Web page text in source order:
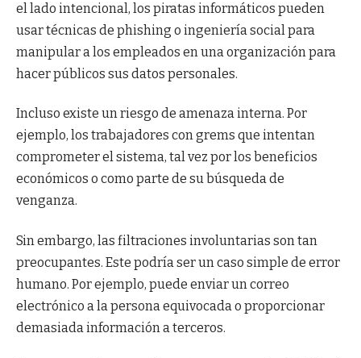
el lado intencional, los piratas informáticos pueden
usar técnicas de phishing o ingeniería social para
manipular a los empleados en una organización para
hacer públicos sus datos personales.
Incluso existe un riesgo de amenaza interna. Por
ejemplo, los trabajadores con grems que intentan
comprometer el sistema, tal vez por los beneficios
económicos o como parte de su búsqueda de
venganza.
Sin embargo, las filtraciones involuntarias son tan
preocupantes. Este podría ser un caso simple de error
humano. Por ejemplo, puede enviar un correo
electrónico a la persona equivocada o proporcionar
demasiada información a terceros.